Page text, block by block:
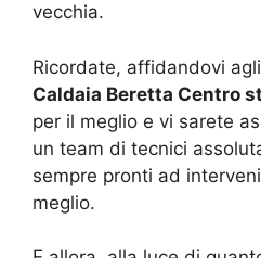
vecchia.
Ricordate, affidandovi
Caldaia Beretta Centro
per il meglio e vi sarete
un team di tecnici
sempre pronti ad
meglio.